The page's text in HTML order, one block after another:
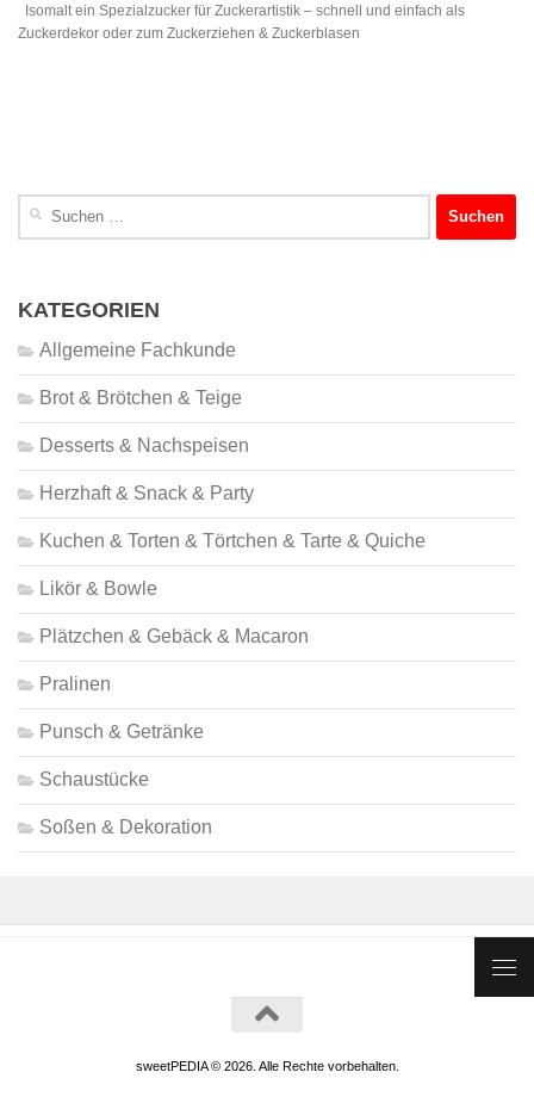
Isomalt ein Spezialzucker für Zuckerartistik – schnell und einfach als
Zuckerdekor oder zum Zuckerziehen & Zuckerblasen
KATEGORIEN
Allgemeine Fachkunde
Brot & Brötchen & Teige
Desserts & Nachspeisen
Herzhaft & Snack & Party
Kuchen & Torten & Törtchen & Tarte & Quiche
Likör & Bowle
Plätzchen & Gebäck & Macaron
Pralinen
Punsch & Getränke
Schaustücke
Soßen & Dekoration
sweetPEDIA © 2026. Alle Rechte vorbehalten.